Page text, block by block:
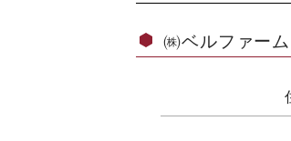
㈱ベルファー